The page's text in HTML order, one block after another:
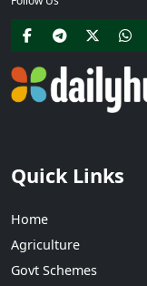
Quick Links
Home
Agriculture
Govt Schemes